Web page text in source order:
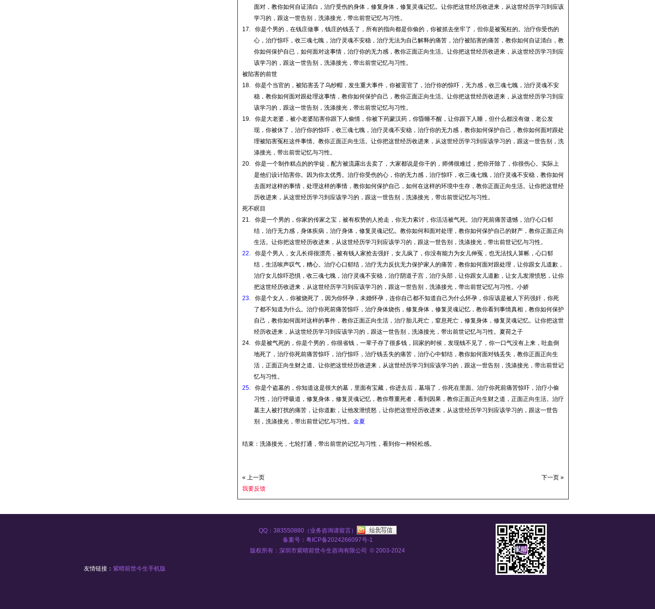
面对，教你如何自证清白，治疗受伤的身体，修复身体，修复灵魂记忆。 让你把这世经历收进来，从这世经历学习到应该
学习的，跟这一世告别，洗涤接光，带出前世记忆与习性。
17.
你是个男的，在钱庄做事，钱庄的钱丢了，所有的指向都是你偷的，你被抓去坐牢了，但你是被冤枉的。治疗你受伤的
心，治疗惊吓，收三魂七魄，治疗灵魂不安稳，治疗无法为自己解释的痛苦，治疗被陷害的痛苦，教你如何自证清白，教
你如何保护自已，如何面对这事情，治疗你的无力感，教你正面正向生活。 让你把这世经历收进来，从这世经历学习到应
该学习的，跟这一世告别，洗涤接光，带出前世记忆与习性。
被陷害的前世
18.
你是个当官的，被陷害丢了乌纱帽，发生重大事件，你被罢官了，治疗你的惊吓，无力感，收三魂七魄，治疗灵魂不安
稳，教你如何面对跟处理这事情，教你如何保护自己，教你正面正向生活。 让你把这世经历收进来，从这世经历学习到应
该学习的，跟这一世告别，洗涤接光，带出前世记忆与习性。
19.
你是大老婆，被小老婆陷害你跟下人偷情，你被下药蒙汉药，你昏睡不醒，让你跟下人睡，但什么都没有做，老公发
现，你被休了，治疗你的惊吓，收三魂七魄，治疗灵魂不安稳，治疗你的无力感，教你如何保护自己，教你如何面对跟处
理被陷害冤枉这件事情。教你正面正向生活。 让你把这世经历收进来，从这世经历学习到应该学习的，跟这一世告别，洗
涤接光，带出前世记忆与习性。
20.
你是一个制作糕点的的学徒，配方被流露出去卖了，大家都说是你干的，师傅很难过，把你开除了，你很伤心。实际上
是他们设计陷害你。因为你太优秀。治疗你受伤的心，你的无力感，治疗惊吓，收三魂七魄，治疗灵魂不安稳，教你如何
去面对这样的事情，处理这样的事情，教你如何保护自己，如何在这样的环境中生存，教你正面正向生活。 让你把这世经
历收进来，从这世经历学习到应该学习的，跟这一世告别，洗涤接光，带出前世记忆与习性。
死不瞑目
21.
你是一个男的，你家的传家之宝，被有权势的人抢走，你无力索讨，你活活被气死。治疗死前痛苦遗憾，治疗心口郁
结，治疗无力感，身体疾病，治疗身体，修复灵魂记忆。教你如何和面对处理，教你如何保护自己的财产，教你正面正向
生活。 让你把这世经历收进来，从这世经历学习到应该学习的，跟这一世告别，洗涤接光，带出前世记忆与习性。
22.
你是个男人，女儿长得很漂亮，被有钱人家抢去强奸，女儿疯了，你没有能力为女儿伸冤，也无法找人算帐，心口郁
结，生活唉声叹气，糟心。治疗心口郁结，治疗无力反抗无力保护家人的痛苦，教你如何面对跟处理，让你跟女儿道歉，
治疗女儿惊吓恐惧，收三魂七魄，治疗灵魂不安稳，治疗阴道子宫，治疗头部，让你跟女儿道歉，让女儿发泄愤怒， 让你
把这世经历收进来，从这世经历学习到应该学习的，跟这一世告别，洗涤接光，带出前世记忆与习性。 小娇
23.
你是个女人，你被烧死了，因为你怀孕，未婚怀孕，连你自己都不知道自己为什么怀孕，你应该是被人下药强奸，你死
了都不知道为什么。治疗你死前痛苦惊吓，治疗身体烧伤，修复身体，修复灵魂记忆，教你看到事情真相，教你如何保护
自己，教你如何面对这样的事件，教你正面正向生活，治疗胎儿死亡，窒息死亡，修复身体，修复灵魂记忆。 让你把这世
经历收进来，从这世经历学习到应该学习的，跟这一世告别，洗涤接光，带出前世记忆与习性。 夏荷之子
24.
你是被气死的，你是个男的，你很省钱，一辈子存了很多钱，回家的时候，发现钱不见了，你一口气没有上来，吐血倒
地死了，治疗你死前痛苦惊吓，治疗惊吓，治疗钱丢失的痛苦，治疗心中郁结，教你如何面对钱丢失，教你正面正向生
活，正面正向生财之道。 让你把这世经历收进来，从这世经历学习到应该学习的，跟这一世告别，洗涤接光，带出前世记
忆与习性。
25.
你是个盗墓的，你知道这是很大的墓，里面有宝藏，你进去后，墓塌了，你死在里面。治疗你死前痛苦惊吓，治疗小偷
习性，治疗呼吸道，修复身体，修复灵魂记忆， 教你尊重死者，看到因果，教你正面正向生财之道，正面正向生活。 治疗
墓主人被打扰的痛苦，让你道歉，让他发泄愤怒， 让你把这世经历收进来，从这世经历学习到应该学习的，跟这一世告
别，洗涤接光，带出前世记忆与习性。 金夏
结束： 洗涤接光，七轮打通，带出前世的记忆与习性，看到你一种轻松感。
« 上一页
下一页 »
我要反馈
QQ：383550880（业务咨询请留言）
备案号：粤ICP备2024266097号-1
版权所有：深圳市紫晴前世今生咨询有限公司 © 2003-2024
友情链接： 紫晴前世今生手机版